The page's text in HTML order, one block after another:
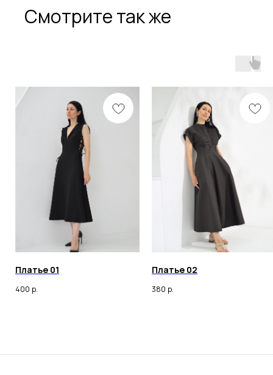
Смотрите так же
Платье 01
400 р.
Платье 02
380 р.
ИП ОНАССИС ИННА ВАЛЕРЬЕВНА
ИНН 260105030398
Оферта
© 2023 Все права защищены
Любое копирование материалов сайта и элементов
включая изображения строго запрещены.